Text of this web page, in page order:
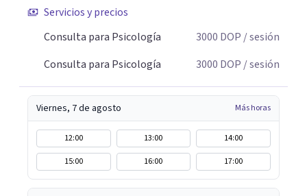
ser el primer paso.
Servicios y precios
Consulta para Psicología
3000 DOP / sesión
Consulta para Psicología
3000 DOP / sesión
Viernes, 7 de agosto Más horas
12:00 13:00
14:00
15:00
16:00 17:00